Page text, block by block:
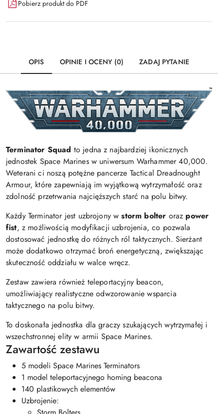
Pobierz produkt do PDF
OPIS OPINIE I OCENY (0) ZADAJ PYTANIE
Terminator Squad to jedna z najbardziej ikonicznych
jednostek Space Marines w uniwersum Warhammer 40,000.
Weterani ci noszą potężne pancerze Tactical Dreadnought
Armour, które zapewniają im wyjątkową wytrzymałość oraz
zdolność przetrwania najcięższych starć na polu bitwy.
Każdy Terminator jest uzbrojony wstorm bolter oraz power
fist, z możliwością modyfikacji uzbrojenia, co pozwala
dostosować jednostkę do różnych ról taktycznych. Sierżant
może dodatkowo otrzymać broń energetyczną, zwiększając
skuteczność oddziału w walce wręcz.
Zestaw zawiera również teleportacyjny beacon,
umożliwiający realistyczne odwzorowanie wsparcia
taktycznego na polu bitwy.
To doskonała jednostka dla graczy szukających wytrzymałej i
wszechstronnej elity w armii Space Marines.
Zawartość zestawu
5 modeli Space Marines Terminators
1 model teleportacyjnego homing beacona
140 plastikowych elementów
Uzbrojenie: